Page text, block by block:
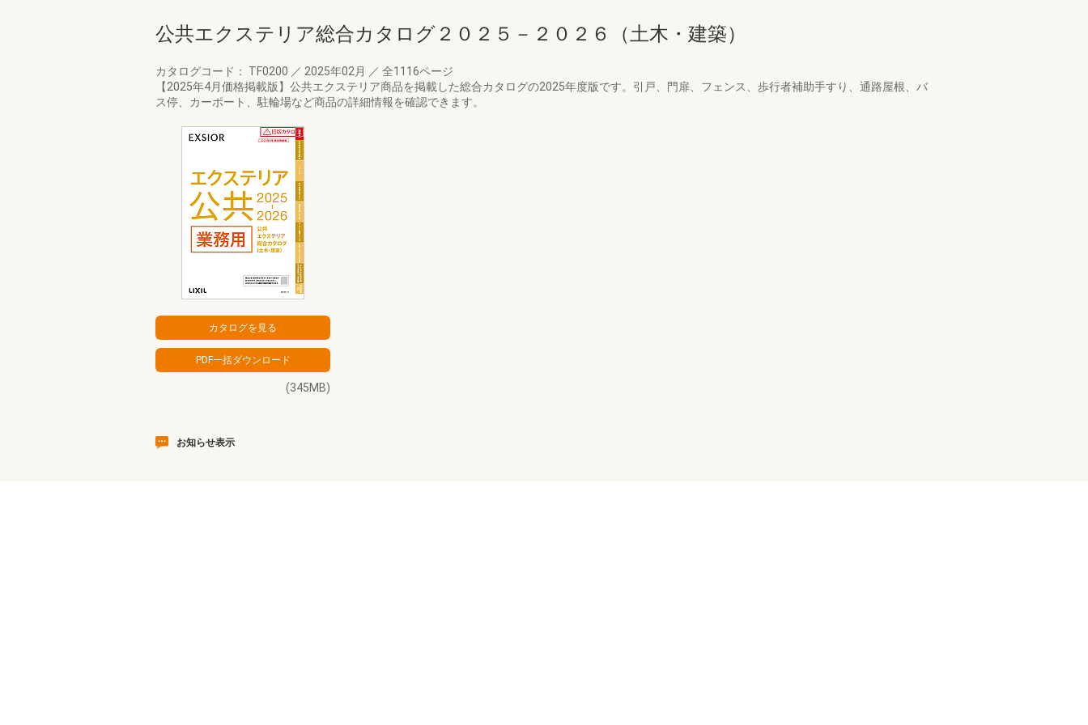
公共エクステリア総合カタログ２０２５－２０２６（土木・建築）
カタログコード： TF0200 ／ 2025年02月 ／ 全1116ページ
【2025年4月価格掲載版】公共エクステリア商品を掲載した総合カタログの2025年度版です。引戸、門扉、フェンス、歩行者補助手すり、通路屋根、バ
ス停、カーポート、駐輪場など商品の詳細情報を確認できます。
(345MB)
お知らせ表示